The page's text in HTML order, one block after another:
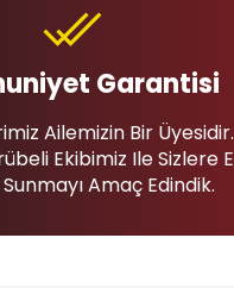
Garantisi
Ailemizin Bir Üyesidir.
Ekibimiz Ile Sizlere
Amaç Edindik.